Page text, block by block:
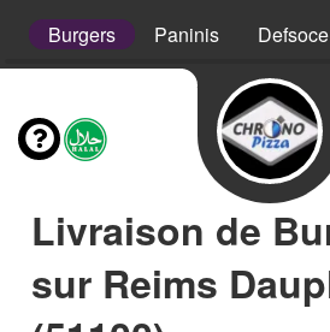
Burgers Paninis Defsoce
Livraison de
sur Reims